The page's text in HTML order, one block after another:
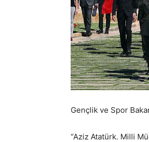
Gençlik ve Spor
“Aziz Atatürk. Milli